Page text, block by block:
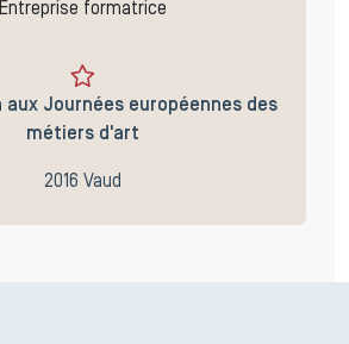
Entreprise formatrice
Journées européennes des
métiers d'art
2016 Vaud